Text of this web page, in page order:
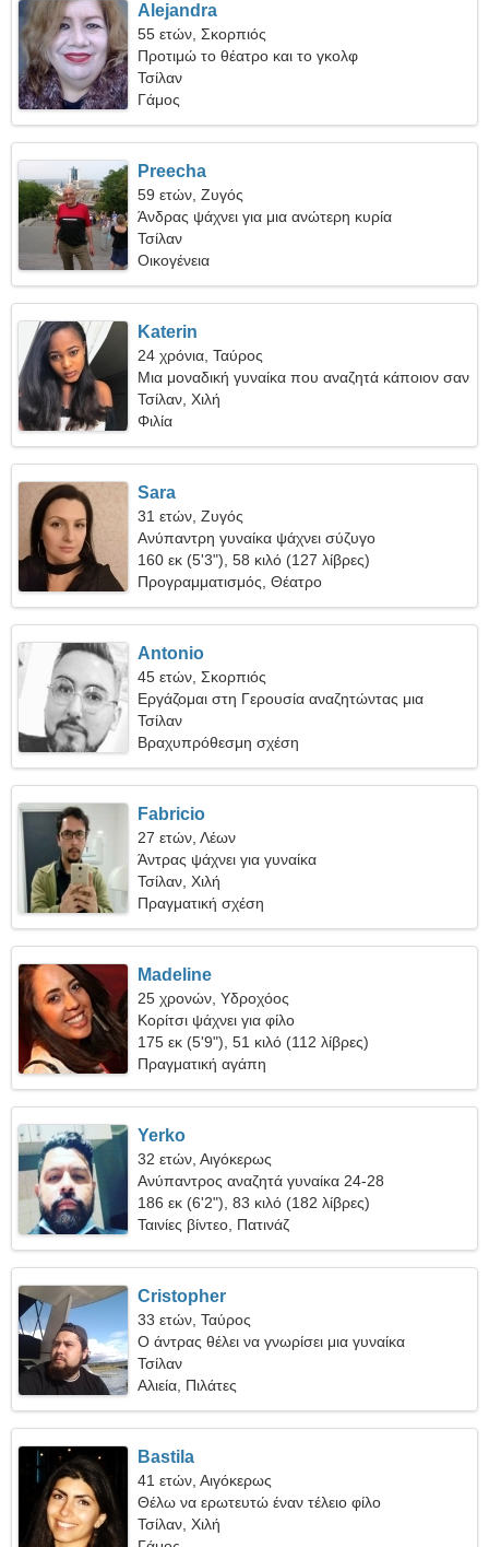
Alejandra
55 ετών, Σκορπιός
Προτιμώ το θέατρο και το γκολφ
Τσίλαν
Γάμος
Preecha
59 ετών, Ζυγός
Άνδρας ψάχνει για μια ανώτερη κυρία
Τσίλαν
Οικογένεια
Katerin
24 χρόνια, Ταύρος
Μια μοναδική γυναίκα που αναζητά κάποιον σαν
εσάς
Τσίλαν, Χιλή
Φιλία
Sara
31 ετών, Ζυγός
Ανύπαντρη γυναίκα ψάχνει σύζυγο
160 εκ (5'3"), 58 κιλό (127 λίβρες)
Προγραμματισμός, Θέατρο
Antonio
45 ετών, Σκορπιός
Εργάζομαι στη Γερουσία αναζητώντας μια
χαρούμενη γυναίκα
Τσίλαν
Βραχυπρόθεσμη σχέση
Fabricio
27 ετών, Λέων
Άντρας ψάχνει για γυναίκα
Τσίλαν, Χιλή
Πραγματική σχέση
Madeline
25 χρονών, Υδροχόος
Κορίτσι ψάχνει για φίλο
175 εκ (5'9"), 51 κιλό (112 λίβρες)
Πραγματική αγάπη
Yerko
32 ετών, Αιγόκερως
Ανύπαντρος αναζητά γυναίκα 24-28
186 εκ (6'2"), 83 κιλό (182 λίβρες)
Ταινίες βίντεο, Πατινάζ
Cristopher
33 ετών, Ταύρος
Ο άντρας θέλει να γνωρίσει μια γυναίκα
Τσίλαν
Αλιεία, Πιλάτες
Bastila
41 ετών, Αιγόκερως
Θέλω να ερωτευτώ έναν τέλειο φίλο
Τσίλαν, Χιλή